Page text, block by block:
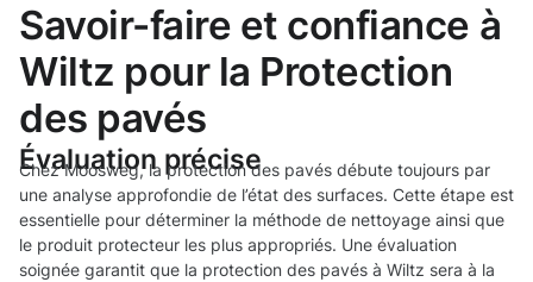
Savoir-faire et confiance à
Wiltz pour la Protection
des pavés
Évaluation précise
Chez Moosweg, la protection des pavés débute toujours par
une analyse approfondie de l’état des surfaces. Cette étape est
essentielle pour déterminer la méthode de nettoyage ainsi que
le produit protecteur les plus appropriés. Une évaluation
soignée garantit que la protection des pavés à Wiltz sera à la